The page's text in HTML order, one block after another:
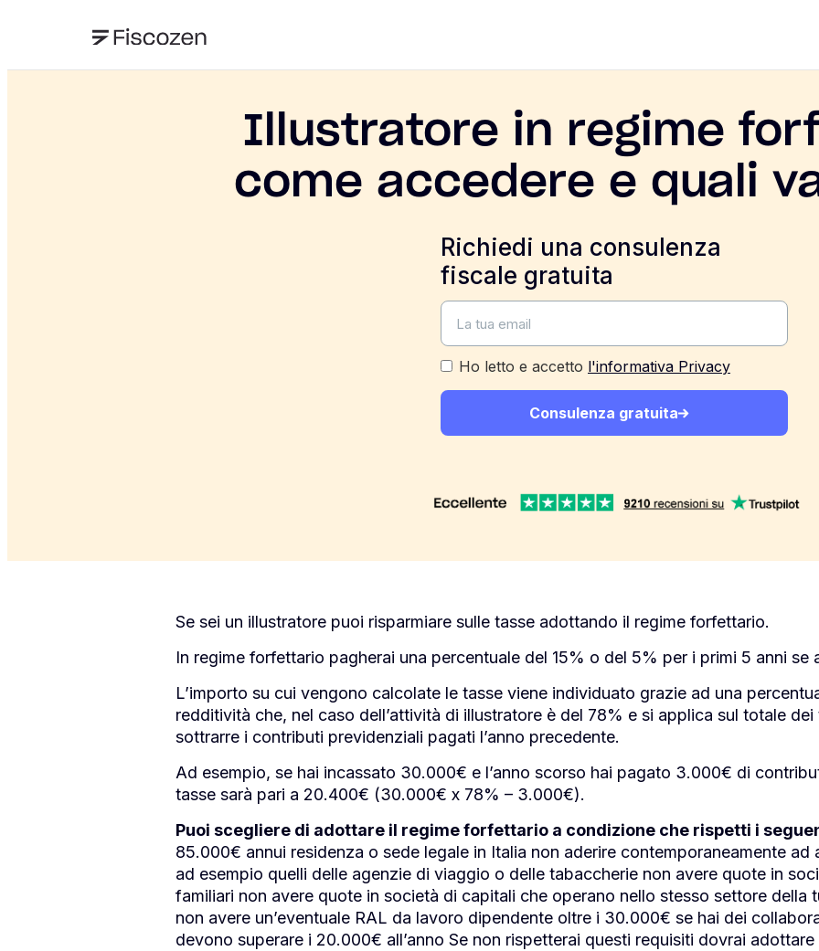
Illustratore in regime
come accedere e quali
Richiedi una consulenza
fiscale gratuita
Ho letto e accetto l'informativa Privacy
Consulenza gratuita
Se sei un illustratore puoi risparmiare sulle tasse adottando il regime forfettario.
In regime forfettario pagherai una percentuale del 15% o del 5% per i primi 5 anni se
L’importo su cui vengono calcolate le tasse viene individuato grazie ad una
redditività che, nel caso dell’attività di illustratore è del 78% e si applica sul totale
sottrarre i contributi previdenziali pagati l’anno precedente.
Ad esempio, se hai incassato 30.000€ e l’anno scorso hai pagato 3.000€ di
tasse sarà pari a 20.400€ (30.000€ x 78% – 3.000€).
Puoi scegliere di adottare il regime forfettario a condizione che rispetti i
85.000€ annui residenza o sede legale in Italia non aderire contemporaneamente ad
ad esempio quelli delle agenzie di viaggio o delle tabaccherie non avere quote in
familiari non avere quote in società di capitali che operano nello stesso settore della
non avere un’eventuale RAL da lavoro dipendente oltre i 30.000€ se hai dei
devono superare i 20.000€ all’anno Se non rispetterai questi requisiti dovrai